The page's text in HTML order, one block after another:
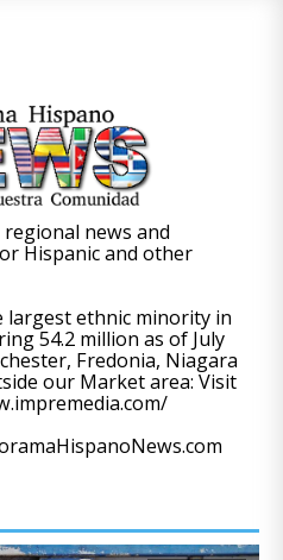
news and
Hispanic and other
largest ethnic minority in
54.2 million as of July
Fredonia, Niagara
our Market area: Visit